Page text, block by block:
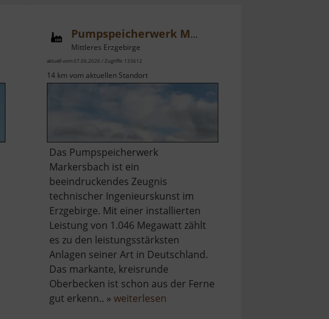
Pumpspeicherwerk Markersbach
Mittleres Erzgebirge
aktuell vom 07.06.2026 / Zugriffe: 133612
14 km vom aktuellen Standort
Das Pumpspeicherwerk
Markersbach ist ein
beeindruckendes Zeugnis
technischer Ingenieurskunst im
Erzgebirge. Mit einer installierten
Leistung von 1.046 Megawatt zählt
es zu den leistungsstärksten
Anlagen seiner Art in Deutschland.
Das markante, kreisrunde
Oberbecken ist schon aus der Ferne
gut erkenn.. » weiterlesenüber